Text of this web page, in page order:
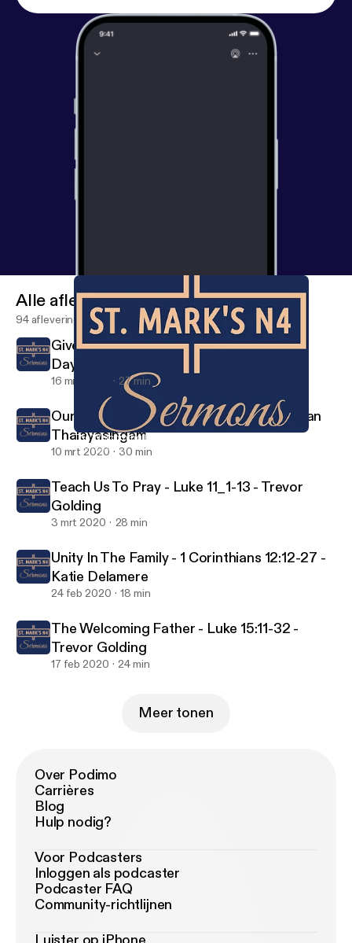
The Welcoming Father - Luke 15:11-32 - Trevor Golding
Tollington Parish Sermons
Alle afleveringen
94 afleveringen
Give Us This Day - Matthew 6:5-13 - Bex
Daynes
16 mrt 2020 27 min
Our Father In Heaven - Luke 11:1-13 - Sahan
Thalayasingam
10 mrt 2020 30 min
Teach Us To Pray - Luke 11_1-13 - Trevor
Golding
3 mrt 2020 28 min
Unity In The Family - 1 Corinthians 12:12-27 -
Katie Delamere
24 feb 2020 18 min
The Welcoming Father - Luke 15:11-32 -
Trevor Golding
17 feb 2020 24 min
Meer tonen
Over Podimo
Carrières
Blog
Hulp nodig?
Voor Podcasters
Inloggen als podcaster
Podcaster FAQ
Community-richtlijnen